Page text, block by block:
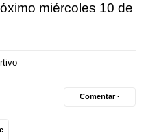
miércoles 10 de
Comentar ·